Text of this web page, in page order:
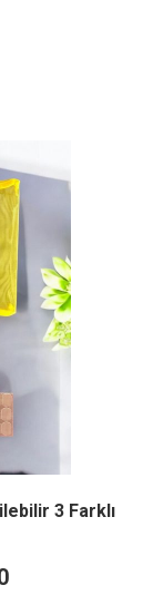
3 Farklı
Şu